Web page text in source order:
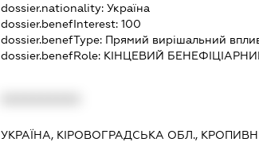
dossier.nationality:Україна
dossier.benefInterest:100
dossier.benefType: Прямий вирішальний
dossier.benefRole: КІНЦЕВИЙ
УКРАЇНА, КІРОВОГРАДСЬКА ОБЛ.,